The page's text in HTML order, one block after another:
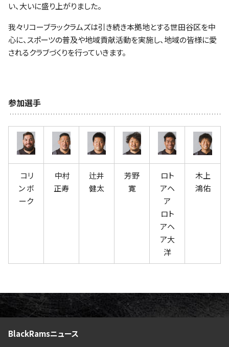
い、大いに盛り上がりました。
我々リコーブラックラムズは引き続き本拠地とする世田谷区を中
心に、スポーツの普及や地域貢献活動を実施し、地域の皆様に愛
されるクラブづくりを行っていきます。
参加選手
コリ
ン ボ
ーク
中村
正寿
辻井
健太
芳野
寛
ロト
アヘ
ア
ロト
アヘ
ア大
洋
木上
鴻佑
BlackRamsニュース